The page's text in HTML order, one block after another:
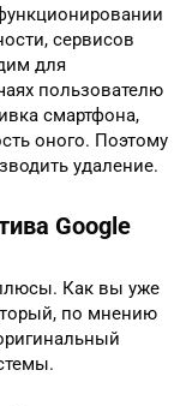
сервисов
для
пользователю
смартфона,
оного. Поэтому
удаление.
Google
Как вы уже
по мнению